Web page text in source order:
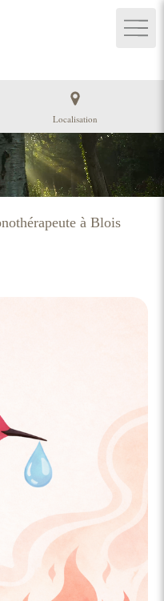
Localisation
à Blois